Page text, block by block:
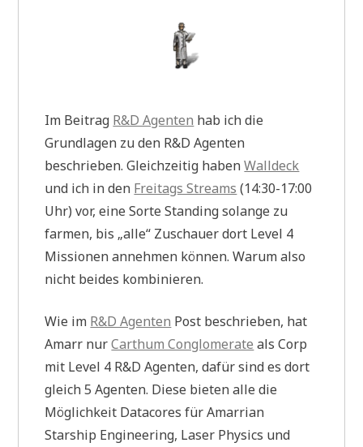
Im Beitrag R&D Agenten hab ich die
Grundlagen zu den R&D Agenten
beschrieben. Gleichzeitig habenWalldeck
und ich in den Freitags Streams (14:30-17:00
Uhr) vor, eine Sorte Standing solange zu
farmen, bis „alle“ Zuschauer dort Level 4
Missionen annehmen können. Warum also
nicht beides kombinieren.
Wie im R&D Agenten Post beschrieben, hat
Amarr nurCarthum Conglomerate als Corp
mit Level 4 R&D Agenten, dafür sind es dort
gleich 5 Agenten. Diese bieten alle die
Möglichkeit Datacores für Amarrian
Starship Engineering, Laser Physics und